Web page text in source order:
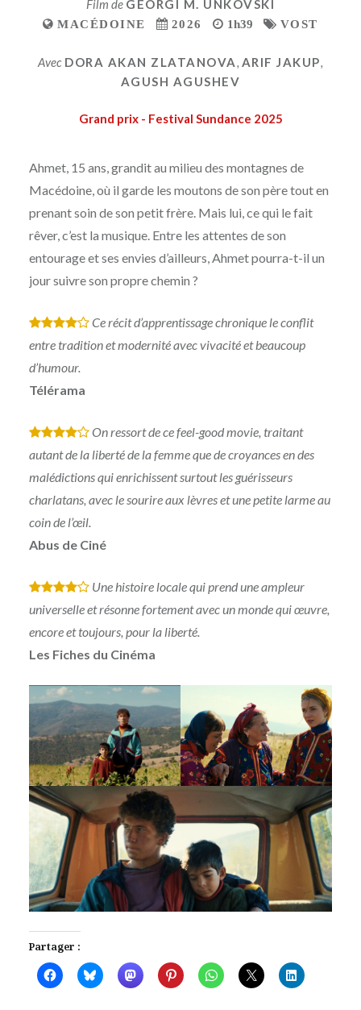
Film de GEORGI M. UNKOVSKI
MACÉDOINE 2026 1h39 VOST
Avec DORA AKAN ZLATANOVA, ARIF JAKUP,
AGUSH AGUSHEV
Grand prix - Festival Sundance 2025
Ahmet, 15 ans, grandit au milieu des montagnes de
Macédoine, où il garde les moutons de son père tout en
prenant soin de son petit frère. Mais lui, ce qui le fait
rêver, c’est la musique. Entre les attentes de son
entourage et ses envies d’ailleurs, Ahmet pourra-t-il un
jour suivre son propre chemin ?
* * * *
Ce récit d’apprentissage chronique le conflit
entre tradition et modernité avec vivacité et beaucoup
d’humour.
Télérama
* * * *
On ressort de ce feel-good movie, traitant
autant de la liberté de la femme que de croyances en des
malédictions qui enrichissent surtout les guérisseurs
charlatans, avec le sourire aux lèvres et une petite larme au
coin de l’œil.
Abus de Ciné
* * * *
Une histoire locale qui prend une ampleur
universelle et résonne fortement avec un monde qui œuvre,
encore et toujours, pour la liberté.
Les Fiches du Cinéma
Partager :